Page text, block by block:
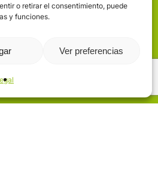
o retirar el consentimiento, puede
y funciones.
Ver preferencias